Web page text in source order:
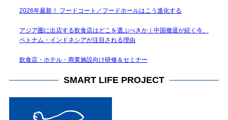
2026年最新！ フードコート／フードホールはこう進化する
アジア圏に出店する飲食店はどこを選ぶべきか｜中国撤退が続く今、
ベトナム・インドネシアが注目される理由
飲食店・ホテル・商業施設向け研修＆セミナー
SMART LIFE PROJECT